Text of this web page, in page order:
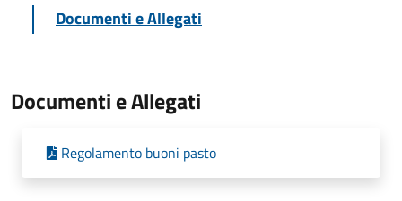
Documenti e Allegati
Documenti e Allegati
Regolamento buoni pasto